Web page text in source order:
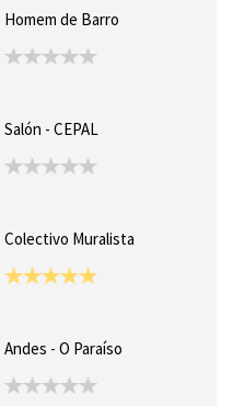
Homem de Barro
Salón - CEPAL
Colectivo Muralista
Andes - O Paraíso